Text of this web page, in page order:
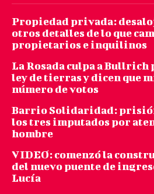
Propiedad privada:
otros detalles de lo que
propietarios e inquilinos
La Rosada culpa a Bullrich
ley de tierras y dicen que
número de votos
Barrio Solidaridad:
los tres imputados por
hombre
VIDEO: comenzó la
del nuevo puente de
Lucía